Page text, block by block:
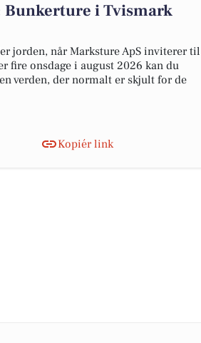
Bunkerture i Tvismark
jorden, når Marksture ApS inviterer til
fire onsdage i august 2026 kan du
verden, der normalt er skjult for de
Kopiér link